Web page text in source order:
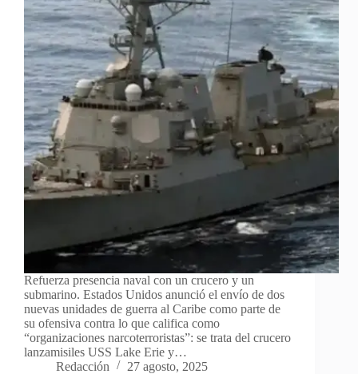
Refuerza presencia naval con un crucero y un
submarino. Estados Unidos anunció el envío de dos
nuevas unidades de guerra al Caribe como parte de
su ofensiva contra lo que califica como
“organizaciones narcoterroristas”: se trata del crucero
lanzamisiles USS Lake Erie y…
Redacción
27 agosto, 2025